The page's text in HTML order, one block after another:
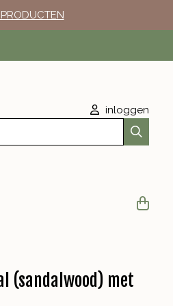
inloggen
(sandalwood) met